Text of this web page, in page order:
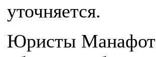
уточняется.
Юристы